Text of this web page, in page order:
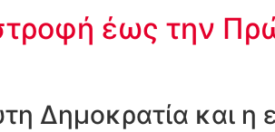
έως την
Δημοκρατία και